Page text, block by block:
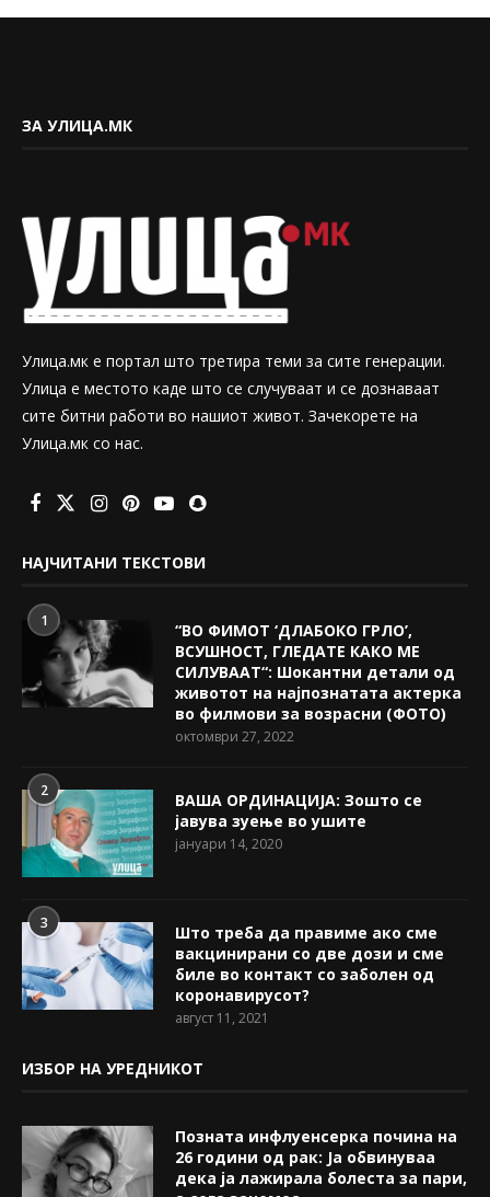
ЗА УЛИЦА.МК
Улица.мк е портал што третира теми за сите генерации.
Улица е местото каде што се случуваат и се дознаваат
сите битни работи во нашиот живот. Зачекорете на
Улица.мк со нас.
НАЈЧИТАНИ ТЕКСТОВИ
1
“ВО ФИМОТ ‘ДЛАБОКО ГРЛО’,
ВСУШНОСТ, ГЛЕДАТЕ КАКО МЕ
СИЛУВААТ“: Шокантни детали од
животот на најпознатата актерка
во филмови за возрасни (ФОТО)
октомври 27, 2022
2
ВАША ОРДИНАЦИЈА: Зошто се
јавува зуење во ушите
јануари 14, 2020
3
Што треба да правиме ако сме
вакцинирани со две дози и сме
биле во контакт со заболен од
коронавирусот?
август 11, 2021
ИЗБОР НА УРЕДНИКОТ
Позната инфлуенсерка почина на
26 години од рак: Ја обвинуваа
дека ја лажирала болеста за пари,